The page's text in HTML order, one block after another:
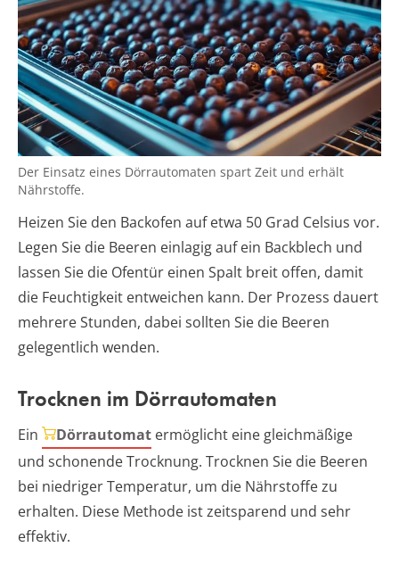
Der Einsatz eines Dörrautomaten spart Zeit und erhält
Nährstoffe.
Heizen Sie den Backofen auf etwa 50 Grad Celsius vor.
Legen Sie die Beeren einlagig auf ein Backblech und
lassen Sie die Ofentür einen Spalt breit offen, damit
die Feuchtigkeit entweichen kann. Der Prozess dauert
mehrere Stunden, dabei sollten Sie die Beeren
gelegentlich wenden.
Trocknen im Dörrautomaten
Ein Dörrautomat ermöglicht eine gleichmäßige
und schonende Trocknung. Trocknen Sie die Beeren
bei niedriger Temperatur, um die Nährstoffe zu
erhalten. Diese Methode ist zeitsparend und sehr
effektiv.